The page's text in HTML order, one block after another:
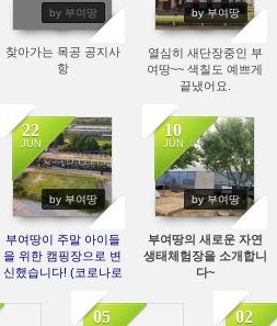
by 부여땅
찾아가는 목공 공지사
항
by 부여땅
열심히 새단장중인 부
여땅~~ 색칠도 예쁘게
끝냈어요.
22
JUN
by 부여땅
9062
부여땅이 주말 아이들
을 위한 캠핑장으로 변
신했습니다! (코로나로
10
JUN
by 부여땅
8280
부여땅의 새로운 자연
생태체험장을 소개합니
다~
05 02